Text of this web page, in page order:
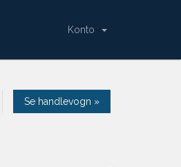
Konto
Se handlevogn »